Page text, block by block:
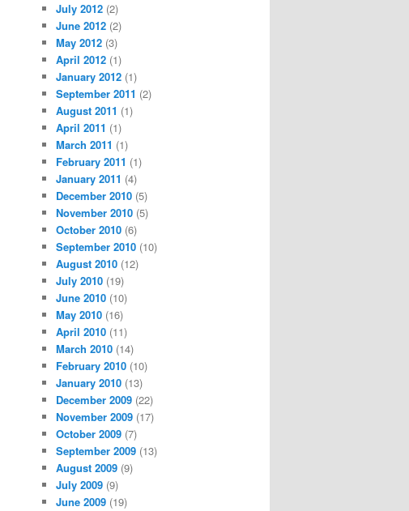
July 2012 (2)
June 2012 (2)
May 2012 (3)
April 2012 (1)
January 2012 (1)
September 2011 (2)
August 2011 (1)
April 2011 (1)
March 2011 (1)
February 2011 (1)
January 2011 (4)
December 2010 (5)
November 2010 (5)
October 2010 (6)
September 2010 (10)
August 2010 (12)
July 2010 (19)
June 2010 (10)
May 2010 (16)
April 2010 (11)
March 2010 (14)
February 2010 (10)
January 2010 (13)
December 2009 (22)
November 2009 (17)
October 2009 (7)
September 2009 (13)
August 2009 (9)
July 2009 (9)
June 2009 (19)